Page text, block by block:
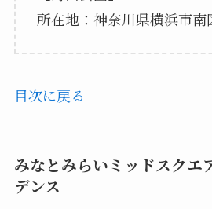
所在地：神奈川県横浜市南
目次に戻る
みなとみらいミッドスクエ
デンス